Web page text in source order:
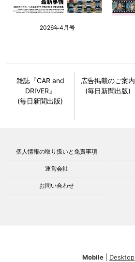
2026年4月号
雑誌『CAR and
DRIVER』
(毎日新聞出版)
広告掲載のご案内
(毎日新聞出版)
個人情報の取り扱いと免責事項
運営会社
お問い合わせ
Mobile Desktop